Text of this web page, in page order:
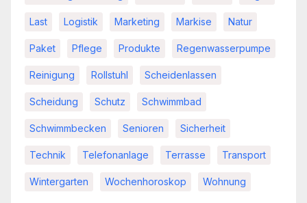
Last Logistik Marketing Markise Natur
Paket Pflege Produkte Regenwasserpumpe
Reinigung Rollstuhl Scheidenlassen
Scheidung Schutz Schwimmbad
Schwimmbecken Senioren Sicherheit
Technik Telefonanlage Terrasse Transport
Wintergarten Wochenhoroskop Wohnung